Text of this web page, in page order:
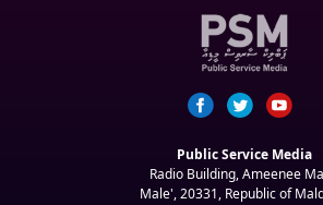
Public Service Media
Radio Building, Ameenee
Male', 20331, Republic of